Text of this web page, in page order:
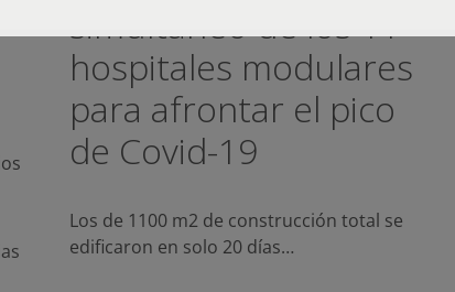
simultáneo de los 11
hospitales modulares
para afrontar el pico
de Covid-19
Los de 1100 m2 de construcción total se
edificaron en solo 20 días…